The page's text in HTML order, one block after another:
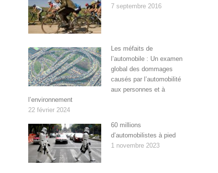
7 septembre 2016
Les méfaits de
l’automobile : Un examen
global des dommages
causés par l’automobilité
aux personnes et à
l’environnement
22 février 2024
60 millions
d’automobilistes à pied
1 novembre 2023